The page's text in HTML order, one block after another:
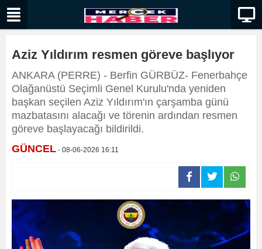
Aziz Yıldırım resmen göreve başlıyor
ANKARA (PERRE) - Berfin GÜRBÜZ- Fenerbahçe
Olağanüstü Seçimli Genel Kurulu'nda yeniden
başkan seçilen Aziz Yıldırım'ın çarşamba günü
mazbatasını alacağı ve törenin ardından resmen
göreve başlayacağı bildirildi.
GÜNCEL - 08-06-2026 16:11